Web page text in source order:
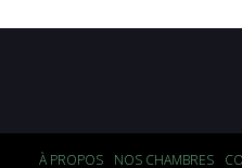
À PROPOS NOS CHAMBRES